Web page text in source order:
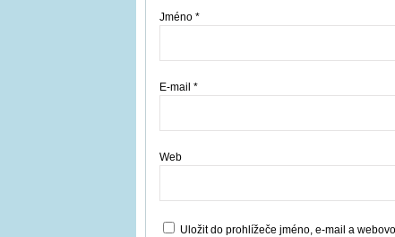
Jméno *
E-mail *
Web
Uložit do prohlížeče jméno, e-mail a